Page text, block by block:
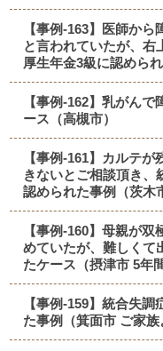
【事例-163】医師か
と言われていたが、右
厚生年金3級に認めら
【事例-162】乳がん
ース（高槻市）
【事例-161】カルテ
きないとご相談頂き、
認められた事例（茨木
【事例-160】母親が
めていたが、難しくて
たケース（摂津市 5年
【事例-159】統合失
た事例（箕面市 ご家族